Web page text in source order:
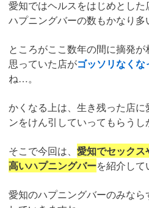
愛知ではヘルスをはじめとした
ハプニングバーの数もかなり多
ところがここ数年の間に摘発
思っていた店がゴッソリなく
ね…。
かくなる上は、生き残った店
ンをけん引していってもらうし
そこで今回は、 愛知でセック
高いハプニングバーを紹介して
愛知のハプニングバーのみな